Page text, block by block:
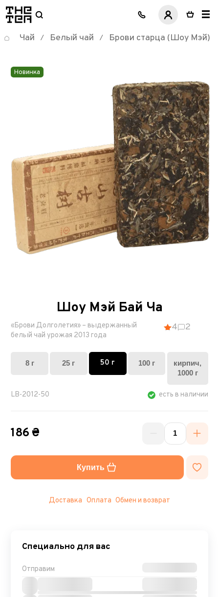
логотип
Чай / Белый чай / Брови старца (Шоу Мэй)
Новинка
Шоу Мэй Бай Ча
«Брови Долголетия» – выдержанный
белый чай урожая 2013 года
4 2
8 г 25 г 50 г 100 г
кирпич,
1000 г
LB-2012-50 есть в наличии
186 ₴
Купить
Доставка Оплата Обмен и возврат
Специально для вас
Отправим